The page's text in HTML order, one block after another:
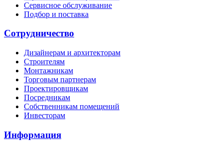
Сервисное обслуживание
Подбор и поставка
Сотрудничество
Дизайнерам и архитекторам
Строителям
Монтажникам
Торговым партнерам
Проектировщикам
Посредникам
Собственникам помещений
Инвесторам
Информация